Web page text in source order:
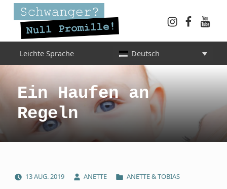
INFORMATIONEN FÜR SCHWANGERE, WERDENDE MÜTTER UND ALLE, DIE SIE IN DER SCHWANGERSCHAFT BEGLEITEN
Leichte Sprache Deutsch
Ein Haufen an
Regeln
13AUG.2019 ANETTE ANETTE & TOBIAS